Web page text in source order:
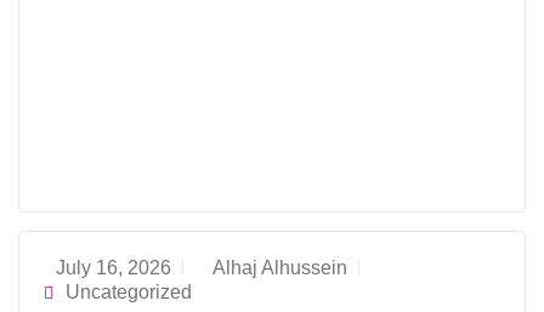
July 16, 2026
Alhaj Alhussein
Uncategorized